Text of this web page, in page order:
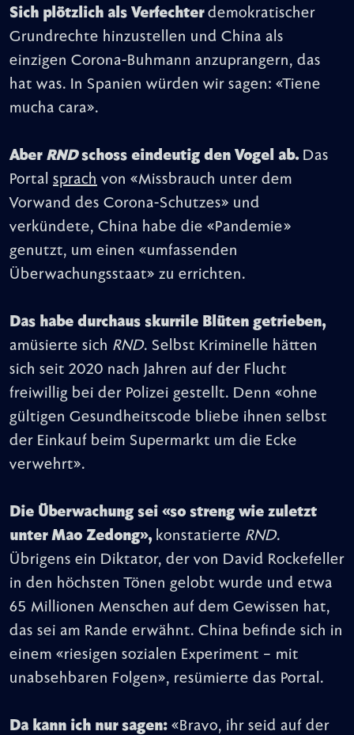
Sich plötzlich als Verfechterdemokratischer
Grundrechte hinzustellen und China als
einzigen Corona-Buhmann anzuprangern, das
hat was. In Spanien würden wir sagen: «Tiene
mucha cara».
Aber RNDschoss eindeutig den Vogel ab. Das
Portal sprach von «Missbrauch unter dem
Vorwand des Corona-Schutzes» und
verkündete, China habe die «Pandemie»
genutzt, um einen «umfassenden
Überwachungsstaat» zu errichten.
Das habe durchaus skurrile Blüten getrieben,
amüsierte sich RND. Selbst Kriminelle hätten
sich seit 2020 nach Jahren auf der Flucht
freiwillig bei der Polizei gestellt. Denn «ohne
gültigen Gesundheitscode bliebe ihnen selbst
der Einkauf beim Supermarkt um die Ecke
verwehrt».
Die Überwachung sei «so streng wie zuletzt
unter Mao Zedong», konstatierte RND.
Übrigens ein Diktator, der von David Rockefeller
in den höchsten Tönen gelobt wurde und etwa
65 Millionen Menschen auf dem Gewissen hat,
das sei am Rande erwähnt. China befinde sich in
einem «riesigen sozialen Experiment – mit
unabsehbaren Folgen», resümierte das Portal.
Da kann ich nur sagen: «Bravo, ihr seid auf der